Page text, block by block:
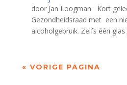
door Jan Loogman Kort
Gezondheidsraad met een
alcoholgebruik. Zelfs één glas
« VORIGE PAGINA